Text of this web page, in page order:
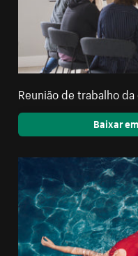
Reunião de trabalho
Baixar